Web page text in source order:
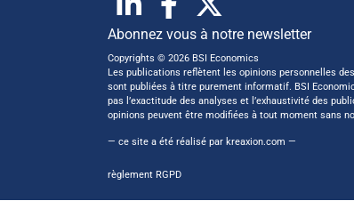
Abonnez vous à notre newsletter
Copyrights © 2026 BSI Economics
Les publications reflètent les opinions personnelles
sont publiées à titre purement informatif. BSI
pas l’exactitude des analyses et l’exhaustivité des
opinions peuvent être modifiées à tout moment sans
— ce site a été réalisé par kreaxion.com —
règlement RGPD